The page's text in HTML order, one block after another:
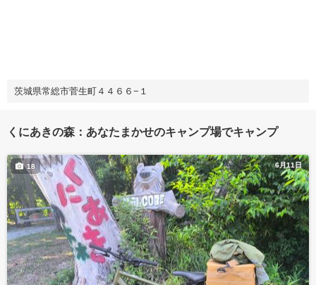
茨城県常総市菅生町４４６６−１
くにあきの森：あなたまかせのキャンプ場でキャンプ
6月11日
18